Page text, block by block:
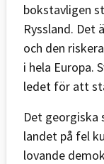
bokstavligen
Ryssland. Det
och den
i hela Europa.
ledet för att
Det georgiska
landet på fel
lovande